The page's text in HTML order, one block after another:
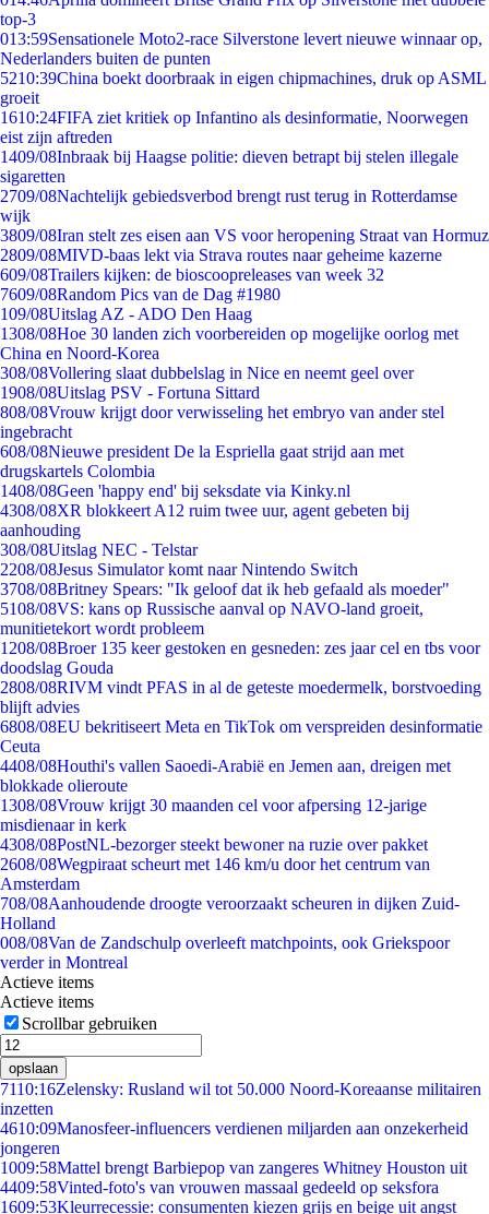
top-3
013:59Sensationele Moto2-race Silverstone levert nieuwe winnaar op,
Nederlanders buiten de punten
5210:39China boekt doorbraak in eigen chipmachines, druk op ASML
groeit
1610:24FIFA ziet kritiek op Infantino als desinformatie, Noorwegen
eist zijn aftreden
1409/08Inbraak bij Haagse politie: dieven betrapt bij stelen illegale
sigaretten
2709/08Nachtelijk gebiedsverbod brengt rust terug in Rotterdamse
wijk
3809/08Iran stelt zes eisen aan VS voor heropening Straat van Hormuz
2809/08MIVD-baas lekt via Strava routes naar geheime kazerne
609/08Trailers kijken: de bioscoopreleases van week 32
7609/08Random Pics van de Dag #1980
109/08Uitslag AZ - ADO Den Haag
1308/08Hoe 30 landen zich voorbereiden op mogelijke oorlog met
China en Noord-Korea
308/08Vollering slaat dubbelslag in Nice en neemt geel over
1908/08Uitslag PSV - Fortuna Sittard
808/08Vrouw krijgt door verwisseling het embryo van ander stel
ingebracht
608/08Nieuwe president De la Espriella gaat strijd aan met
drugskartels Colombia
1408/08Geen 'happy end' bij seksdate via Kinky.nl
4308/08XR blokkeert A12 ruim twee uur, agent gebeten bij
aanhouding
308/08Uitslag NEC - Telstar
2208/08Jesus Simulator komt naar Nintendo Switch
3708/08Britney Spears: "Ik geloof dat ik heb gefaald als moeder"
5108/08VS: kans op Russische aanval op NAVO-land groeit,
munitietekort wordt probleem
1208/08Broer 135 keer gestoken en gesneden: zes jaar cel en tbs voor
doodslag Gouda
2808/08RIVM vindt PFAS in al de geteste moedermelk, borstvoeding
blijft advies
6808/08EU bekritiseert Meta en TikTok om verspreiden desinformatie
Ceuta
4408/08Houthi's vallen Saoedi-Arabië en Jemen aan, dreigen met
blokkade olieroute
1308/08Vrouw krijgt 30 maanden cel voor afpersing 12-jarige
misdienaar in kerk
4308/08PostNL-bezorger steekt bewoner na ruzie over pakket
2608/08Wegpiraat scheurt met 146 km/u door het centrum van
Amsterdam
708/08Aanhoudende droogte veroorzaakt scheuren in dijken Zuid-
Holland
008/08Van de Zandschulp overleeft matchpoints, ook Griekspoor
verder in Montreal
Actieve items
Actieve items
Scrollbar gebruiken
opslaan
7110:16Zelensky: Rusland wil tot 50.000 Noord-Koreaanse militairen
inzetten
4610:09Manosfeer-influencers verdienen miljarden aan onzekerheid
jongeren
1009:58Mattel brengt Barbiepop van zangeres Whitney Houston uit
4409:58Vinted-foto's van vrouwen massaal gedeeld op seksfora
1609:53Kleurrecessie: consumenten kiezen grijs en beige uit angst